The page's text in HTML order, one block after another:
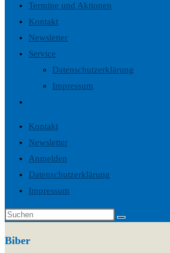
Termine und Aktionen
Kontakt
Newsletter
Service
Datenschutzerklärung
Impressum
umschalten
Kontakt
Newsletter
Anmelden
Datenschutzerklärung
Impressum
Biber